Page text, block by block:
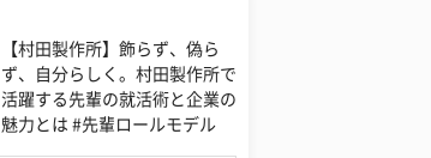
【村田製作所】飾らず、偽ら
ず、自分らしく。村田製作所で
活躍する先輩の就活術と企業の
魅力とは #先輩ロールモデル